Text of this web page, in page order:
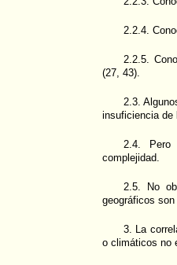
2.2.4.
2.2.5.
(27, 43).
2.3.
insuficiencia de
2.4. Pero
complejidad.
2.5. No
geográficos
3. La
o climáticos no